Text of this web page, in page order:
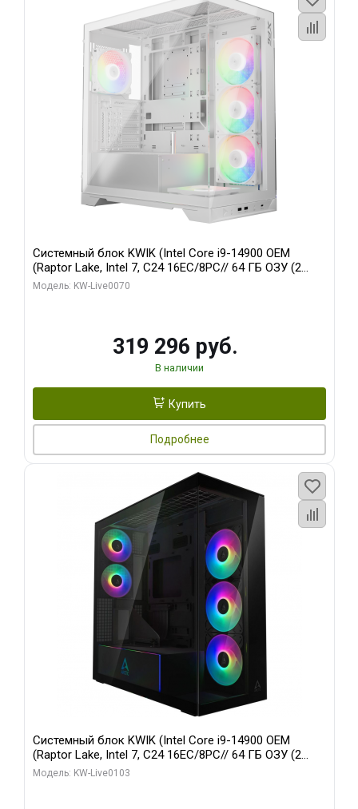
Системный блок KWIK (Intel Core i9-14900 OEM
(Raptor Lake, Intel 7, C24 16EC/8PC// 64 ГБ ОЗУ (2
модуля)/ Gigabyte RTX5080 XTREME WATERFORCE
Модель: KW-Live0070
319 296 руб.
В наличии
Купить
Подробнее
Системный блок KWIK (Intel Core i9-14900 OEM
(Raptor Lake, Intel 7, C24 16EC/8PC// 64 ГБ ОЗУ (2
модуля)/ Afox RTX4090 24GB GDDR6X 384-Bit 3xDP
Модель: KW-Live0103